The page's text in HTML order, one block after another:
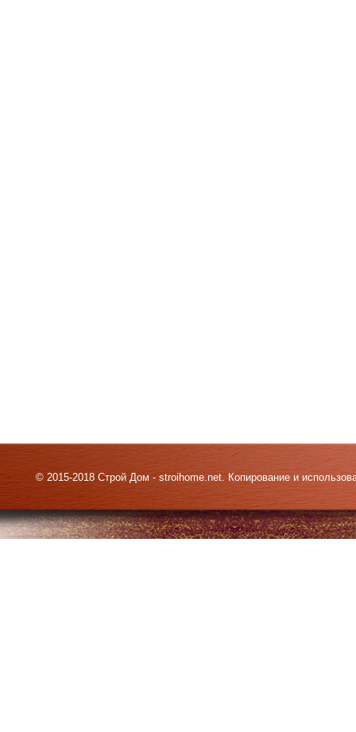
© 2015-2018 Строй Дом - stroihome.net. Копирование и